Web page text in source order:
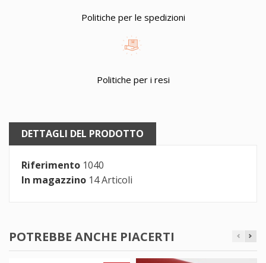
Politiche per le spedizioni
Politiche per i resi
DETTAGLI DEL PRODOTTO
Riferimento 1040
In magazzino 14 Articoli
POTREBBE ANCHE PIACERTI